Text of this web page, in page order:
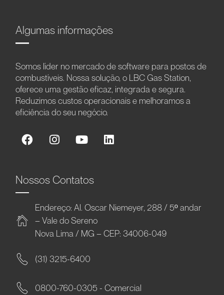
Algumas informações
Somos líder no mercado de software para postos de
combustíveis. Nossa solução, o LBC Gas Station,
oferece uma gestão eficaz, integrada e segura.
Reduzimos custos operacionais e melhoramos a
eficiência do seu negócio.
Nossos Contatos
Endereço: Al. Oscar Niemeyer, 288 / 5º andar
– Vale do Sereno
Nova Lima / MG – CEP: 34006-049
(31) 3215-6400
0800-760-0305 - Comercial